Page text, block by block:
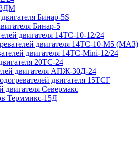
8ДМ
Бинар-5S
Бинар-5
двигателя 14ТС-10-12/24
двигателя 14ТС-10-М5 (МАЗ)
двигателя 14ТС-Mini-12/24
20ТС-24
двигателя АПЖ-30Д-24
двигателя 15ТСГ
двигателя Севермакс
Терммикс-15Д